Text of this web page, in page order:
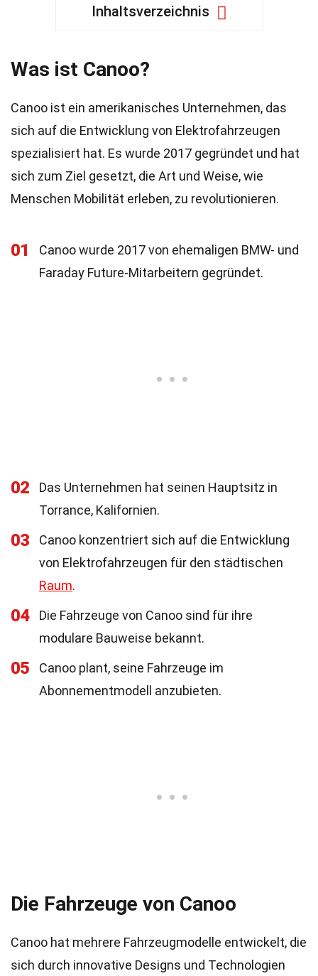
Inhaltsverzeichnis
Was ist Canoo?
Canoo ist ein amerikanisches Unternehmen, das
sich auf die Entwicklung von Elektrofahrzeugen
spezialisiert hat. Es wurde 2017 gegründet und hat
sich zum Ziel gesetzt, die Art und Weise, wie
Menschen Mobilität erleben, zu revolutionieren.
01
Canoo wurde 2017 von ehemaligen BMW- und
Faraday Future-Mitarbeitern gegründet.
02
Das Unternehmen hat seinen Hauptsitz in
Torrance, Kalifornien.
03
Canoo konzentriert sich auf die Entwicklung
von Elektrofahrzeugen für den städtischen
Raum.
04
Die Fahrzeuge von Canoo sind für ihre
modulare Bauweise bekannt.
05
Canoo plant, seine Fahrzeuge im
Abonnementmodell anzubieten.
Die Fahrzeuge von Canoo
Canoo hat mehrere Fahrzeugmodelle entwickelt, die
sich durch innovative Designs und Technologien